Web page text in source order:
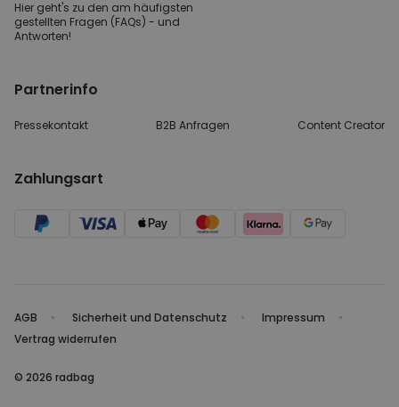
Hier geht's zu den am häufigsten
gestellten Fragen (FAQs) - und
Antworten!
Partnerinfo
Pressekontakt B2B Anfragen Content Creator
Zahlungsart
AGB Sicherheit und Datenschutz
Impressum
Vertrag widerrufen
© 2026 radbag